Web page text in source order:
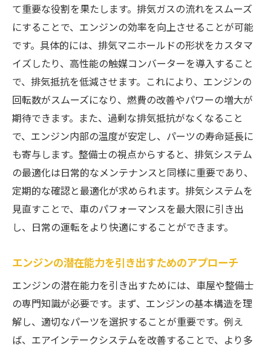
て重要な役割を果たします。排気ガスの流れをスムーズ
にすることで、エンジンの効率を向上させることが可能
です。具体的には、排気マニホールドの形状をカスタマ
イズしたり、高性能の触媒コンバーターを導入すること
で、排気抵抗を低減させます。これにより、エンジンの
回転数がスムーズになり、燃費の改善やパワーの増大が
期待できます。また、過剰な排気抵抗がなくなること
で、エンジン内部の温度が安定し、パーツの寿命延長に
も寄与します。整備士の視点からすると、排気システム
の最適化は日常的なメンテナンスと同様に重要であり、
定期的な確認と最適化が求められます。排気システムを
見直すことで、車のパフォーマンスを最大限に引き出
し、日常の運転をより快適にすることができます。
エンジンの潜在能力を引き出すためのアプローチ
エンジンの潜在能力を引き出すためには、車屋や整備士
の専門知識が必要です。まず、エンジンの基本構造を理
解し、適切なパーツを選択することが重要です。例え
ば、エアインテークシステムを改善することで、より多